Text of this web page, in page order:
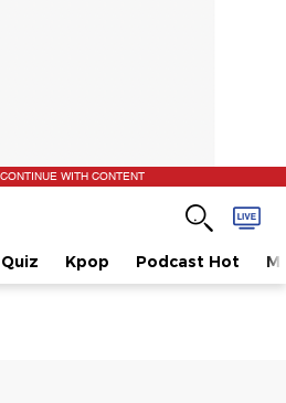
WITH CONTENT
Kpop Podcast Hot